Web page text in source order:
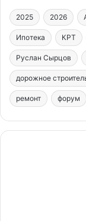
2025 2026
Ипотека КРТ
Руслан Сырцов
дорожное
ремонт форум